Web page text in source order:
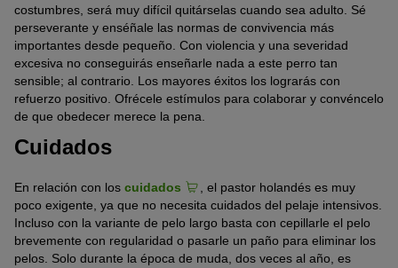
costumbres, será muy difícil quitárselas cuando sea adulto. Sé
perseverante y enséñale las normas de convivencia más
importantes desde pequeño. Con violencia y una severidad
excesiva no conseguirás enseñarle nada a este perro tan
sensible; al contrario. Los mayores éxitos los lograrás con
refuerzo positivo. Ofrécele estímulos para colaborar y convéncelo
de que obedecer merece la pena.
Cuidados
En relación con los cuidados
, el pastor holandés es muy
poco exigente, ya que no necesita cuidados del pelaje intensivos.
Incluso con la variante de pelo largo basta con cepillarle el pelo
brevemente con regularidad o pasarle un paño para eliminar los
pelos. Solo durante la época de muda, dos veces al año, es